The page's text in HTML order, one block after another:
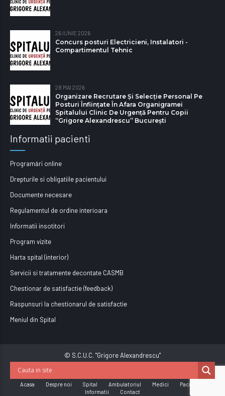
26 IUNIE 2026
Concurs posturi Electricieni, Instalatori -
Compartimentul Tehnic
28 MAI 2026
Organizare Recrutare Și Selecție Personal Pe
Posturi Înființate În Afara Organigramei
Spitalului Clinic De Urgență Pentru Copii
“Grigore Alexandrescu” Bucureşti
Informatii pacienti
Programări online
Drepturile si obligatiile pacientului
Documente necesare
Regulamentul de ordine interioara
Informatii insotitori
Program vizite
Harta spital (interior)
Servicii si tratamente decontate CASMB
Chestionar de satisfactie (feedback)
Raspunsuri la chestionarul de satisfactie
Meniul din Spital
© S.C.U.C. "Grigore Alexandrescu"
Acasa Despre noi Spital Ambulatoriul Medici
Pacienti
Informatii
Contact